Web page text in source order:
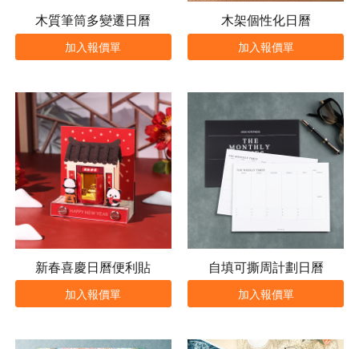
木質筆筒多變遷日曆
加入報價單
木架個性化日曆
加入報價單
新春喜慶日曆便利貼
加入報價單
自填可撕周計劃日曆
加入報價單